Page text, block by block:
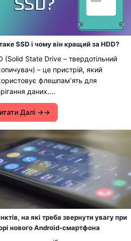
SSD і чому він кращий за HDD?
(Solid State Drive – твердотільний
– це пристрій, який
флешпамʼять для
даних....
Далі →
на які треба звернути увагу при
нового Android-смартфона